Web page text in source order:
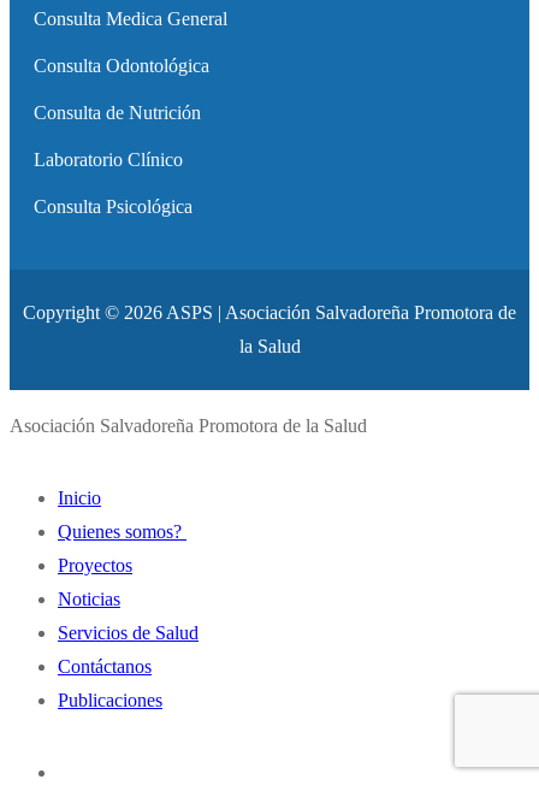
Consulta Medica General
Consulta Odontológica
Consulta de Nutrición
Laboratorio Clínico
Consulta Psicológica
Copyright © 2026 ASPS | Asociación Salvadoreña Promotora de
la Salud
Asociación Salvadoreña Promotora de la Salud
Inicio
Quienes somos?
Historia
Misión y Visión
Principios y Valores
Autoridades Institucionales
Proyectos
Noticias
Servicios de Salud
Contáctanos
Publicaciones